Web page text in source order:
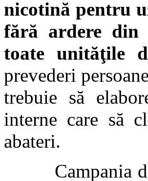
nicotină pentru
fără ardere
toate unităţile
prevederi
trebuie să
interne care să
abateri.
Campania